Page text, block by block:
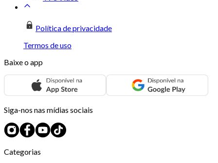
Política de privacidade
Termos de uso
Baixe o app
Siga-nos nas mídias sociais
Categorias